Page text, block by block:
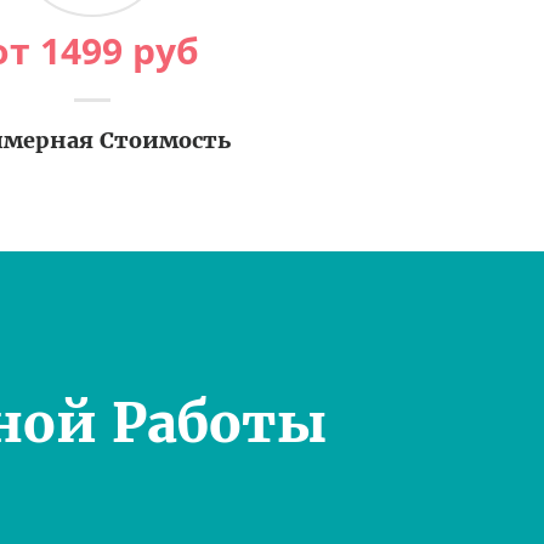
1499 руб
Стоимость
Работы